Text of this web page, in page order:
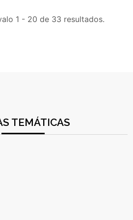
1 - 20 de 33 resultados.
TEMÁTICAS